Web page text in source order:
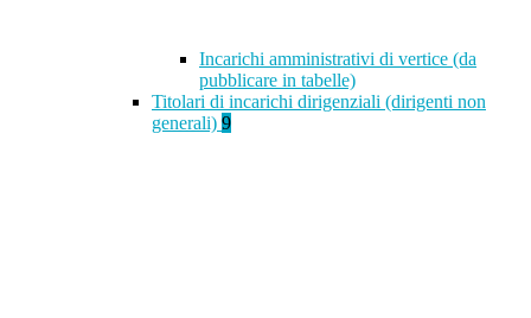
Incarichi amministrativi di vertice (da
pubblicare in tabelle)
Titolari di incarichi dirigenziali (dirigenti non
generali) 9